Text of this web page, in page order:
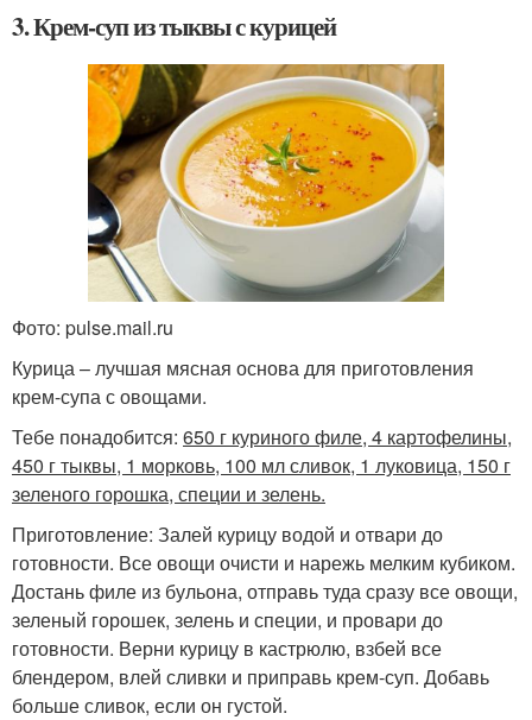
3. Крем-суп из тыквы с курицей
Фото: pulse.mail.ru
Курица – лучшая мясная основа для приготовления
крем-супа с овощами.
Тебе понадобится: 650 г куриного филе, 4 картофелины,
450 г тыквы, 1 морковь, 100 мл сливок, 1 луковица, 150 г
зеленого горошка, специи и зелень.
Приготовление: Залей курицу водой и отвари до
готовности. Все овощи очисти и нарежь мелким кубиком.
Достань филе из бульона, отправь туда сразу все овощи,
зеленый горошек, зелень и специи, и провари до
готовности. Верни курицу в кастрюлю, взбей все
блендером, влей сливки и приправь крем-суп. Добавь
больше сливок, если он густой.